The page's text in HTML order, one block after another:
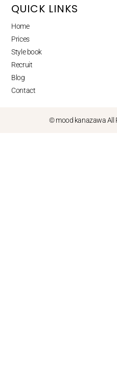
QUICK LINKS
Home
Prices
Style book
Recruit
Blog
Contact
© mood kanazawa All